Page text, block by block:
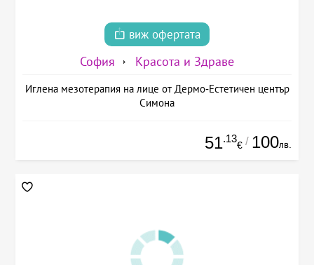
виж офертата
София Красота и Здраве
Иглена мезотерапия на лице от Дермо-Естетичен център
Симона
51.13
€ / 100лв.